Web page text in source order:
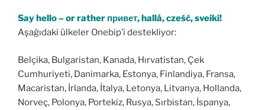
Say hello – or rather привет, hallå, cześć, sveiki!
Aşağıdaki ülkeler Onebip’i destekliyor:
Belçika, Bulgaristan, Kanada, Hırvatistan, Çek
Cumhuriyeti, Danimarka, Estonya, Finlandiya, Fransa,
Macaristan, İrlanda, İtalya, Letonya, Litvanya, Hollanda,
Norveç, Polonya, Portekiz, Rusya, Sırbistan, İspanya,